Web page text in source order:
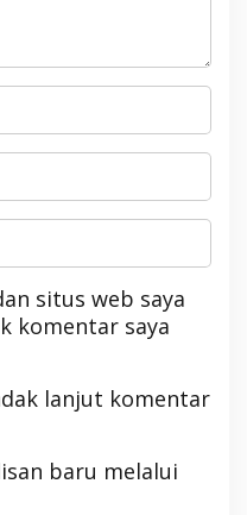
situs web saya
komentar saya
lanjut komentar
baru melalui